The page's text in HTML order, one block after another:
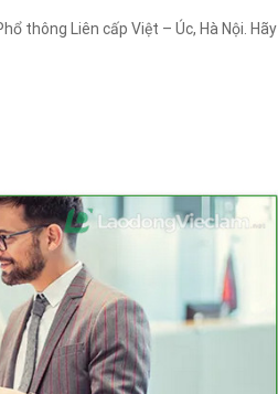
thông Liên cấp Việt – Úc, Hà Nội. Hãy